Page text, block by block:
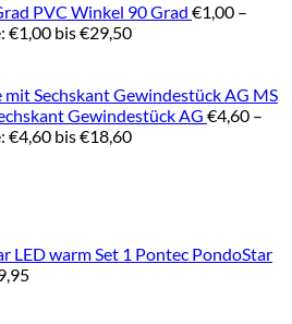
PVC Winkel 90 Grad €1,00 –
€1,00 bis €29,50
MS
Gewindestück AG €4,60 –
€4,60 bis €18,60
Pontec PondoStar